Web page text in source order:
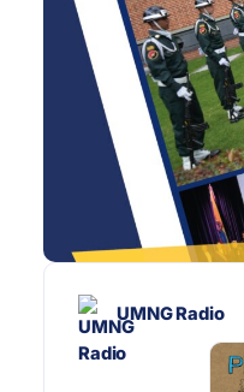
UMNG Radio